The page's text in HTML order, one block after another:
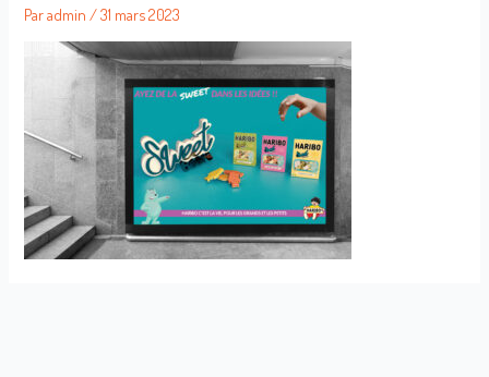
Paradmin /31 mars 2023